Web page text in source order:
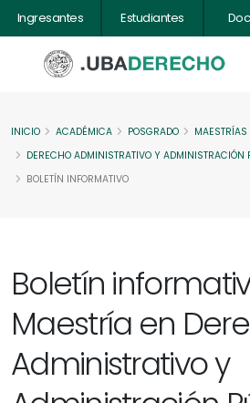
Ingresantes Estudiantes
INICIO ACADÉMICA POSGRADO
MAESTRÍAS
DERECHO ADMINISTRATIVO Y ADMINISTRACIÓN
BOLETÍN INFORMATIVO
Boletín
Maestría en
Administrativo y